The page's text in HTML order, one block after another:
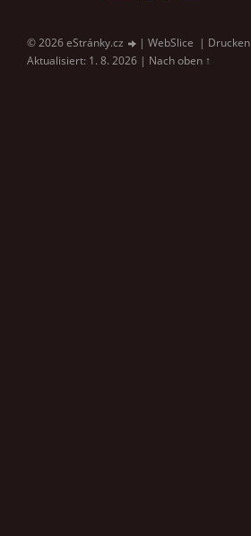
© 2026 eStránky.cz | WebSlice | Drucken
Aktualisiert: 1. 8. 2026 | Nach oben ↑